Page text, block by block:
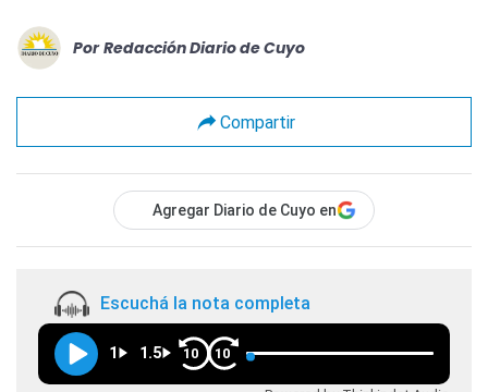
Por Redacción Diario de Cuyo
Compartir
Agregar Diario de Cuyo en
Escuchá la nota completa
1 1.5 10 10